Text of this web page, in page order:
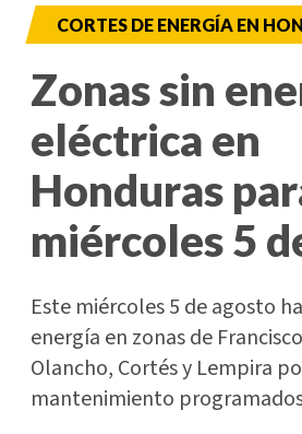
CORTES DE ENERGÍA EN
Zonas sin
eléctrica en
Honduras
miércoles 5
Este miércoles 5 de agosto
energía en zonas de
Olancho, Cortés y Lempira
mantenimiento